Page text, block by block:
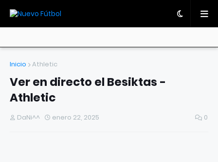
Inicio Athletic
Ver en directo el Besiktas -
Athletic
DaNi^^ enero 22, 2025 0